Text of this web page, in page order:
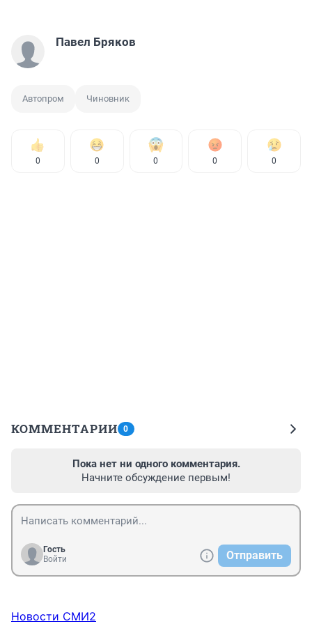
Павел Бряков
Автопром Чиновник
0 0 0 0 0
КОММЕНТАРИИ 0
Пока нет ни одного комментария.
Начните обсуждение первым!
Гость
Войти
Отправить
Новости СМИ2